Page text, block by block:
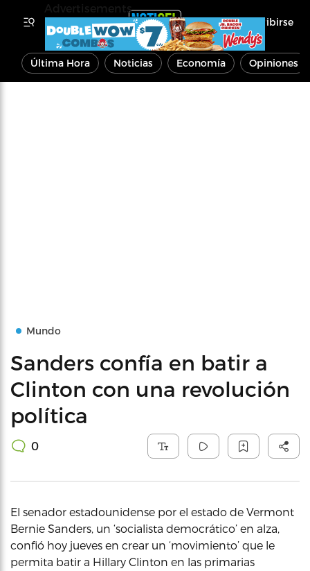
Inscribirse
Última Hora Noticias Economía Opiniones
Mundo
Sanders confía en batir a
Clinton con una revolución
política
0
El senador estadounidense por el estado de Vermont
Bernie Sanders, un ‘socialista democrático’ en alza,
confió hoy jueves en crear un ‘movimiento’ que le
permita batir a Hillary Clinton en las primarias
Advertisements